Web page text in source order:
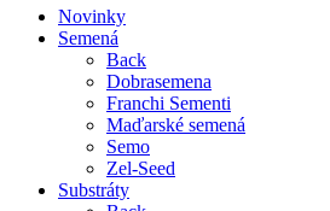
Novinky
Semená
Back
Dobrasemena
Franchi Sementi
Maďarské semená
Semo
Zel-Seed
Substráty